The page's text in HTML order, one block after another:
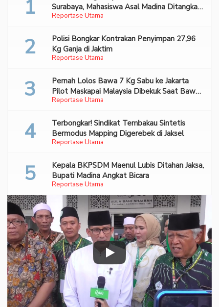
Reportase Utama
Surabaya, Mahasiswa Asal Madina Ditangkap
Bareskrim
Reportase Utama
Polisi Bongkar Kontrakan Penyimpan 27,96
Kg Ganja di Jaktim
Reportase Utama
Pernah Lolos Bawa 7 Kg Sabu ke Jakarta
Pilot Maskapai Malaysia Dibekuk Saat Bawa
70 Ribu Pil Ekstasi Di Bandara Soetta
Reportase Utama
Terbongkar! Sindikat Tembakau Sintetis
Bermodus Mapping Digerebek di Jaksel
Reportase Utama
Kepala BKPSDM Maenul Lubis Ditahan Jaksa,
Bupati Madina Angkat Bicara